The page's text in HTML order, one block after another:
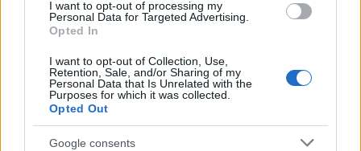
I want to opt-out of processing my
Personal Data for Targeted Advertising.
Opted In
I want to opt-out of Collection, Use,
Retention, Sale, and/or Sharing of my
Personal Data that Is Unrelated with the
Purposes for which it was collected.
Opted Out
Google consents